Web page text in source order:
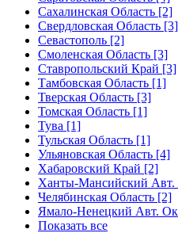
Сахалинская Область [2]
Свердловская Область [3]
Севастополь [2]
Смоленская Область [3]
Ставропольский Край [3]
Тамбовская Область [1]
Тверская Область [3]
Томская Область [1]
Тува [1]
Тульская Область [1]
Ульяновская Область [4]
Хабаровский Край [2]
Ханты-Мансийский
Челябинская Область [2]
Ямало-Ненецкий Авт.
Показать все